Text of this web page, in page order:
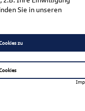
(2K)
Sie in unseren
zu